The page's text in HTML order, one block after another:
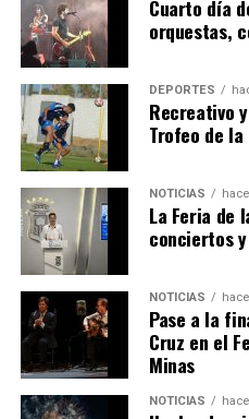
QUINTA CORRIDA DE LAS
2026
hace 5 días· Huelvatv
Cuarto día
orquestas,
DEPORTES
Recreativo
Trofeo de la
NOTICIAS
La Feria de
conciertos
NOTICIAS
Pase a la
Cruz en el
Minas
NOTICIAS